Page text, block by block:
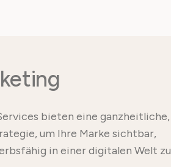
bieten eine ganzheitliche,
um Ihre Marke sichtbar,
in einer digitalen Welt zu